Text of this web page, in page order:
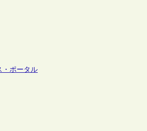
・ポータル